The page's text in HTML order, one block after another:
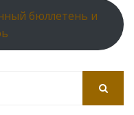
бюллетень и